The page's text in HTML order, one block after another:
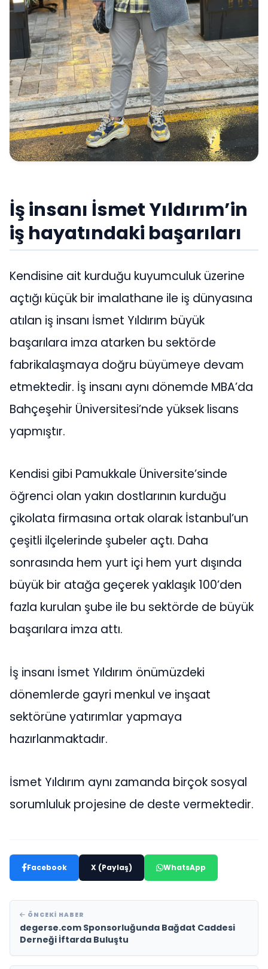
İş insanı İsmet Yıldırım’in
iş hayatındaki başarıları
Kendisine ait kurduğu kuyumculuk üzerine
açtığı küçük bir imalathane ile iş dünyasına
atılan iş insanı İsmet Yıldırım büyük
başarılara imza atarken bu sektörde
fabrikalaşmaya doğru büyümeye devam
etmektedir. İş insanı aynı dönemde MBA’da
Bahçeşehir Üniversitesi’nde yüksek lisans
yapmıştır.
Kendisi gibi Pamukkale Üniversite’sinde
öğrenci olan yakın dostlarının kurduğu
çikolata firmasına ortak olarak İstanbul’un
çeşitli ilçelerinde şubeler açtı. Daha
sonrasında hem yurt içi hem yurt dışında
büyük bir atağa geçerek yaklaşık 100’den
fazla kurulan şube ile bu sektörde de büyük
başarılara imza attı.
İş insanı İsmet Yıldırım önümüzdeki
dönemlerde gayri menkul ve inşaat
sektörüne yatırımlar yapmaya
hazırlanmaktadır.
İsmet Yıldırım aynı zamanda birçok sosyal
sorumluluk projesine de deste vermektedir.
Facebook X (Paylaş) WhatsApp
ÖNCEKI HABER
degerse.com Sponsorluğunda Bağdat Caddesi
Derneği İftarda Buluştu